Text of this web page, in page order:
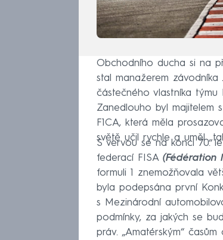
Obchodního ducha si na
stal manažerem
částečného vlastníka
Zanedlouho byl majitelem
F1CA, která měla
světě učil rychle a uměl
S vervou se na konci 70.
federací FISA (Fédération
formuli 1 znemožňovala
byla podepsána první
s Mezinárodní
podmínky, za jakých se
práv. „Amatérským“ časům